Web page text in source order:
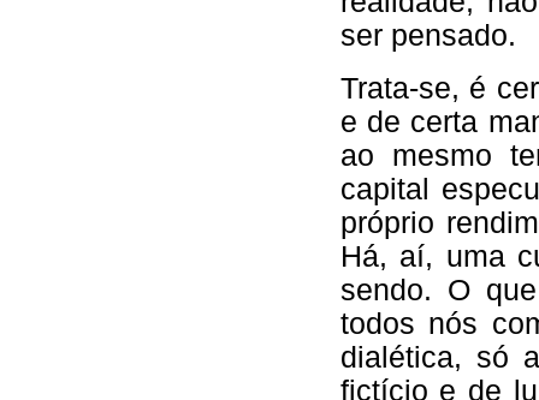
ser pensado.
Trata-se, é
e de certa
ao mesmo
capital
próprio
Há, aí, uma
sendo. O
todos nós
dialética, só
fictício e de